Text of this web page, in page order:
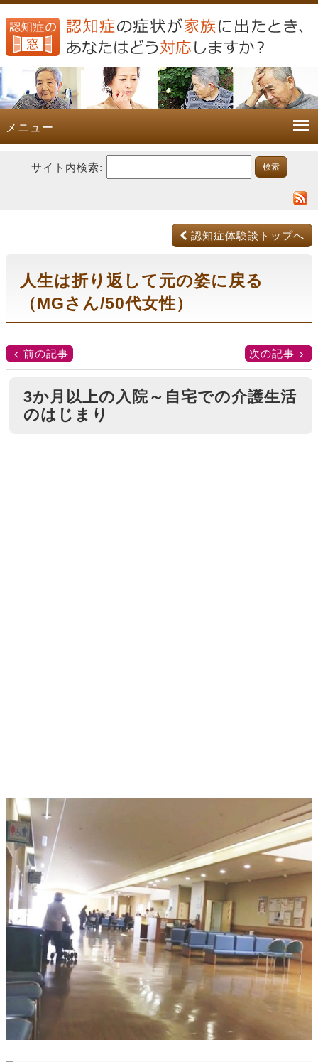
メニュー
サイト内検索:
認知症体験談トップへ
人生は折り返して元の姿に戻る
（MGさん/50代女性）
次の記事
前の記事
3か月以上の入院～自宅での介護生活
のはじまり